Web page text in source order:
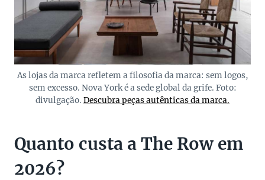
As lojas da marca refletem a filosofia da marca: sem logos,
sem excesso. Nova York é a sede global da grife. Foto:
divulgação. Descubra peças autênticas da marca.
Quanto custa a The Row em
2026?